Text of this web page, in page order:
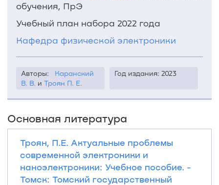
обучения, ПрЭ
Учебный план набора 2022 года
Кафедра физической электроники
Авторы: Каранский
В. В. и Троян П. Е.
Год издания: 2023
Основная литература
Троян, П.Е. Актуальные проблемы
современной электроники и
наноэлектроники: Учебное пособие. -
Томск: Томский государственный